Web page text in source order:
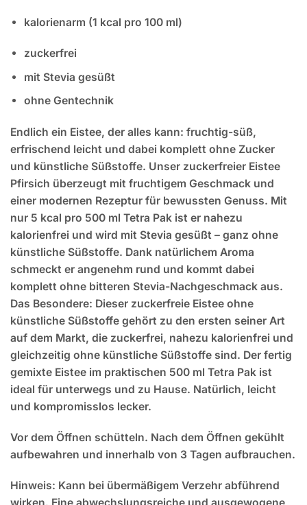
kalorienarm (1 kcal pro 100 ml)
zuckerfrei
mit Stevia gesüßt
ohne Gentechnik
Endlich ein Eistee, der alles kann: fruchtig-süß,
erfrischend leicht und dabei komplett ohne Zucker
und künstliche Süßstoffe. Unser zuckerfreier Eistee
Pfirsich überzeugt mit fruchtigem Geschmack und
einer modernen Rezeptur für bewussten Genuss. Mit
nur 5 kcal pro 500 ml Tetra Pak ist er nahezu
kalorienfrei und wird mit Stevia gesüßt – ganz ohne
künstliche Süßstoffe. Dank natürlichem Aroma
schmeckt er angenehm rund und kommt dabei
komplett ohne bitteren Stevia-Nachgeschmack aus.
Das Besondere: Dieser zuckerfreie Eistee ohne
künstliche Süßstoffe gehört zu den ersten seiner Art
auf dem Markt, die zuckerfrei, nahezu kalorienfrei und
gleichzeitig ohne künstliche Süßstoffe sind. Der fertig
gemixte Eistee im praktischen 500 ml Tetra Pak ist
ideal für unterwegs und zu Hause. Natürlich, leicht
und kompromisslos lecker.
Vor dem Öffnen schütteln. Nach dem Öffnen gekühlt
aufbewahren und innerhalb von 3 Tagen aufbrauchen.
Hinweis: Kann bei übermäßigem Verzehr abführend